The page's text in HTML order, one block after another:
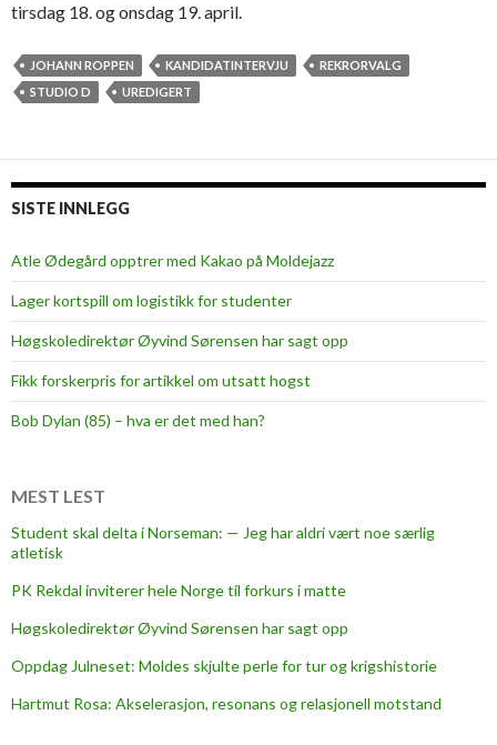
tirsdag 18. og onsdag 19. april.
JOHANN ROPPEN KANDIDATINTERVJU
REKRORVALG
STUDIO D
UREDIGERT
SISTE INNLEGG
Atle Ødegård opptrer med Kakao på Moldejazz
Lager kortspill om logistikk for studenter
Høgskoledirektør Øyvind Sørensen har sagt opp
Fikk forskerpris for artikkel om utsatt hogst
Bob Dylan (85) – hva er det med han?
MEST LEST
Student skal delta i Norseman: — Jeg har aldri vært noe særlig
atletisk
PK Rekdal inviterer hele Norge til forkurs i matte
Høgskoledirektør Øyvind Sørensen har sagt opp
Oppdag Julneset: Moldes skjulte perle for tur og krigshistorie
Hartmut Rosa: Akselerasjon, resonans og relasjonell motstand